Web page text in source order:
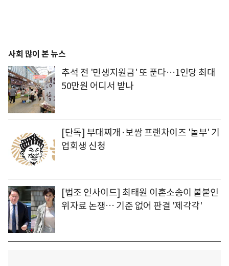
사회 많이 본 뉴스
추석 전 '민생지원금' 또 푼다…1인당 최대
50만원 어디서 받나
[단독] 부대찌개·보쌈 프랜차이즈 '놀부' 기
업회생 신청
[법조 인사이드] 최태원 이혼소송이 불붙인
위자료 논쟁… 기준 없어 판결 '제각각'